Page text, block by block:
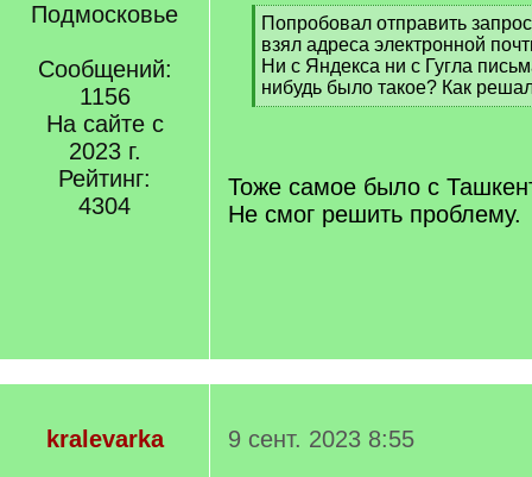
Подмосковье
Сообщений:
1156
На сайте с
2023 г.
Рейтинг:
4304
[
q
]
Попробовал отправить
взял адреса электронной
Ни с Яндекса ни с Гугла
нибудь было такое? Как
[
Тоже самое было с
Не смог решить проблему.
kralevarka
9 сент. 2023 8:55